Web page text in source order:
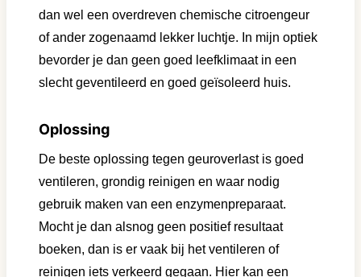
dan wel een overdreven chemische citroengeur
of ander zogenaamd lekker luchtje. In mijn optiek
bevorder je dan geen goed leefklimaat in een
slecht geventileerd en goed geïsoleerd huis.
Oplossing
De beste oplossing tegen geuroverlast is goed
ventileren, grondig reinigen en waar nodig
gebruik maken van een enzymenpreparaat.
Mocht je dan alsnog geen positief resultaat
boeken, dan is er vaak bij het ventileren of
reinigen iets verkeerd gegaan. Hier kan een